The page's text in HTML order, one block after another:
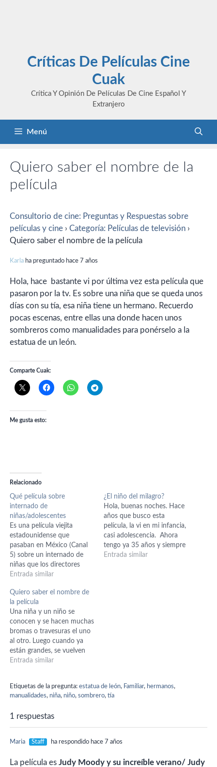
Críticas De Películas Cine
Cuak
Crítica Y Opinión De Películas De Cine Español Y
Extranjero
Menú
Quiero saber el nombre de la
película
Consultorio de cine: Preguntas y Respuestas sobre
películas y cine › Categoría: Películas de televisión ›
Quiero saber el nombre de la película
Karla ha preguntado hace 7 años
Hola, hace bastante vi por última vez esta película que
pasaron por la tv. Es sobre una niña que se queda unos
días con su tía, esa niña tiene un hermano. Recuerdo
pocas escenas, entre ellas una donde hacen unos
sombreros como manualidades para ponérselo a la
estatua de un león.
Comparte Cuak:
Me gusta esto:
Relacionado
Qué película sobre
internado de
niñas/adolescentes
Es una película viejita
estadounidense que
pasaban en México (Canal
5) sobre un internado de
niñas que los directores
querían que fuera mixto,
hacen que se quede como
una escuela de niñas. Solo
recuerdo que casi al final de
la película hacen un baile
en…
Entrada similar
¿El niño del milagro?
Hola, buenas noches. Hace
años que busco esta
película, la vi en mi infancia,
casi adolescencia. Ahora
tengo ya 35 años y siempre
he querido volver a ver esa
Entrada similar
Quiero saber el nombre de
la película
Una niña y un niño se
conocen y se hacen muchas
bromas o travesuras el uno
al otro. Luego cuando ya
están grandes, se vuelven
novios y se siguen haciendo
pone como un pegamento
en la silla donde se…
Entrada similar
Etiquetas de la pregunta: estatua de león, Familiar, hermanos,
manualidades, niña, niño, sombrero, tía
1 respuestas
Maria Staff ha respondido hace 7 años
La película es Judy Moody y su increíble verano/ Judy